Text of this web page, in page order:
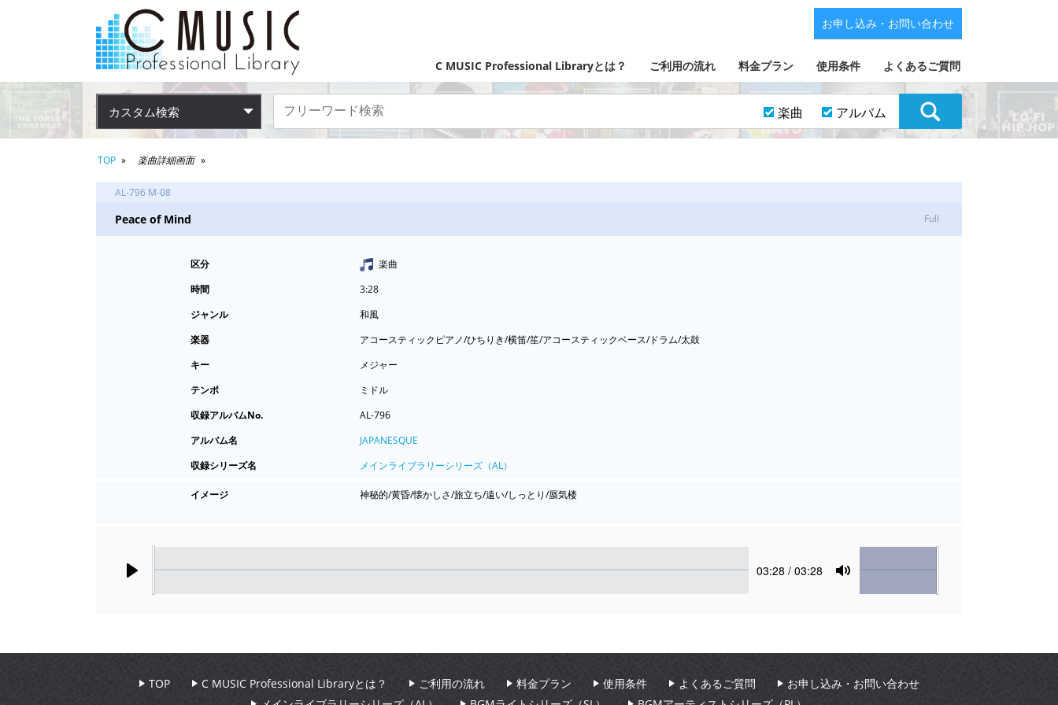
C MUSIC Professional Libraryとは？ ご利用の流れ 料金プラン 使用条件 よくあるご質問
お申し込み・お問い合わせ
カスタム検索 楽曲 アルバム
TOP 楽曲詳細画面
AL-796 M-08
Peace of Mind Full
区分
楽曲
時間
3:28
ジャンル
和風
楽器
アコースティックピアノ/ひちりき/横笛/笙/アコースティックベース/ドラム/太鼓
キー
メジャー
テンポ
ミドル
収録アルバムNo.
AL-796
アルバム名
JAPANESQUE
収録シリーズ名
メインライブラリーシリーズ（AL）
イメージ 神秘的/黄昏/懐かしさ/旅立ち/遠い/しっとり/蜃気楼
Current
03:28 / 03:28
Mute
Volume
TOP C MUSIC Professional Libraryとは？ ご利用の流れ 料金プラン 使用条件 よくあるご質問
お申し込み・お問い合わせ